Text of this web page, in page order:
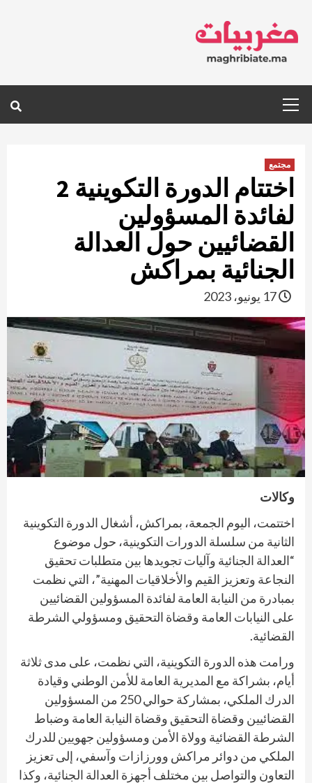
content
Menu
مجتمع
اختتام الدورة التكوينية 2
لفائدة المسؤولين
القضائيين حول العدالة
الجنائية بمراكش
وكالات
اختتمت، اليوم الجمعة، بمراكش، أشغال الدورة التكوينية
الثانية من سلسلة الدورات التكوينية، حول موضوع
“العدالة الجنائية وآليات تجويدها بين متطلبات تحقيق
النجاعة وتعزيز القيم والأخلاقيات المهنية”، التي نظمت
بمبادرة من النيابة العامة لفائدة المسؤولين القضائيين
على النيابات العامة وقضاة التحقيق ومسؤولي الشرطة
القضائية.
ورامت هذه الدورة التكوينية، التي نظمت، على مدى ثلاثة
أيام، بشراكة مع المديرية العامة للأمن الوطني وقيادة
الدرك الملكي، بمشاركة حوالي 250 من المسؤولين
القضائيين وقضاة التحقيق وقضاة النيابة العامة وضباط
الشرطة القضائية وولاة الأمن ومسؤولين جهويين للدرك
الملكي من دوائر مراكش وورزازات وآسفي، إلى تعزيز
التعاون والتواصل بين مختلف أجهزة العدالة الجنائية، وكذا